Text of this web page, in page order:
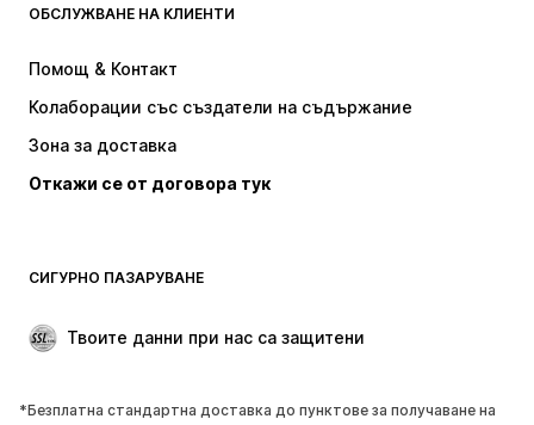
НОВО
Тениски и топове
Якета
Пуловери и Трикотаж
Бельо
Палта
Поли
Специални Поводи
ОБУВКИ
ОБСЛУЖВАНЕ НА КЛИЕНТИ
Помощ & Контакт
Колаборации със създатели на съдържание
Зона за доставка
Откажи се от договора тук
СИГУРНО ПАЗАРУВАНЕ
Твоите данни при нас са защитени
*Безплатна стандартна доставка до пунктове за получаване на